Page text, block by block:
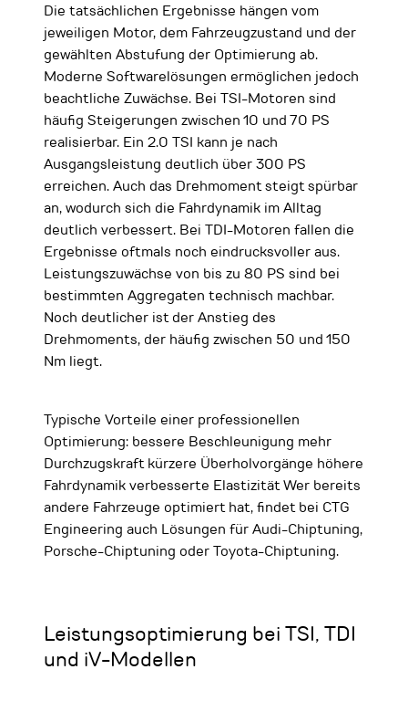
Die tatsächlichen Ergebnisse hängen vom
jeweiligen Motor, dem Fahrzeugzustand und der
gewählten Abstufung der Optimierung ab.
Moderne Softwarelösungen ermöglichen jedoch
beachtliche Zuwächse. Bei TSI-Motoren sind
häufig Steigerungen zwischen 10 und 70 PS
realisierbar. Ein 2.0 TSI kann je nach
Ausgangsleistung deutlich über 300 PS
erreichen. Auch das Drehmoment steigt spürbar
an, wodurch sich die Fahrdynamik im Alltag
deutlich verbessert. Bei TDI-Motoren fallen die
Ergebnisse oftmals noch eindrucksvoller aus.
Leistungszuwächse von bis zu 80 PS sind bei
bestimmten Aggregaten technisch machbar.
Noch deutlicher ist der Anstieg des
Drehmoments, der häufig zwischen 50 und 150
Nm liegt.
Typische Vorteile einer professionellen
Optimierung: bessere Beschleunigung mehr
Durchzugskraft kürzere Überholvorgänge höhere
Fahrdynamik verbesserte Elastizität Wer bereits
andere Fahrzeuge optimiert hat, findet bei CTG
Engineering auch Lösungen für Audi-Chiptuning,
Porsche-Chiptuning oder Toyota-Chiptuning.
Leistungsoptimierung bei TSI, TDI
und iV-Modellen